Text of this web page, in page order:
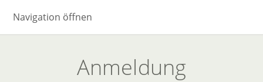
Navigation öffnen
Anmeldung